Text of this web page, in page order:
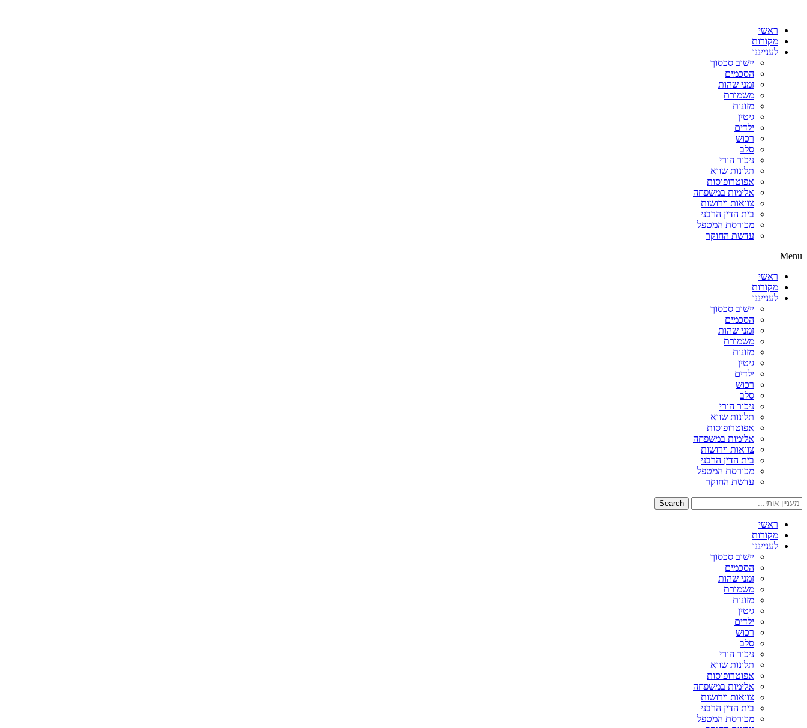
ראשי
מקורות
לענייננו
יישוב סכסוך
הסכמים
זמני שהות
משמורת
מזונות
גיטין
ילדים
רכוש
סלב
ניכור הורי
תלונות שווא
אפוטרופוסות
אלימות במשפחה
צוואות וירושות
בית הדין הרבני
מכורסת המטפל
עדשת החוקר
Menu
ראשי
מקורות
לענייננו
יישוב סכסוך
הסכמים
זמני שהות
משמורת
מזונות
גיטין
ילדים
רכוש
סלב
ניכור הורי
תלונות שווא
אפוטרופוסות
אלימות במשפחה
צוואות וירושות
בית הדין הרבני
מכורסת המטפל
עדשת החוקר
Search
ראשי
מקורות
לענייננו
יישוב סכסוך
הסכמים
זמני שהות
משמורת
מזונות
גיטין
ילדים
רכוש
סלב
ניכור הורי
תלונות שווא
אפוטרופוסות
אלימות במשפחה
צוואות וירושות
בית הדין הרבני
מכורסת המטפל